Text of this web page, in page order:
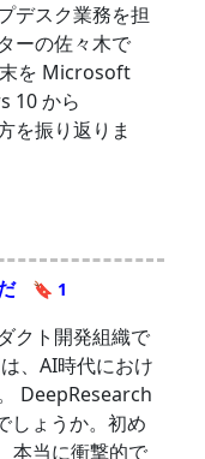
デスク業務を担
ーの佐々木で
を Microsoft
10 から
を振り返りま
🔖 1
クト開発組織で
、AI時代におけ
DeepResearch
しょうか。初め
本当に衝撃的で